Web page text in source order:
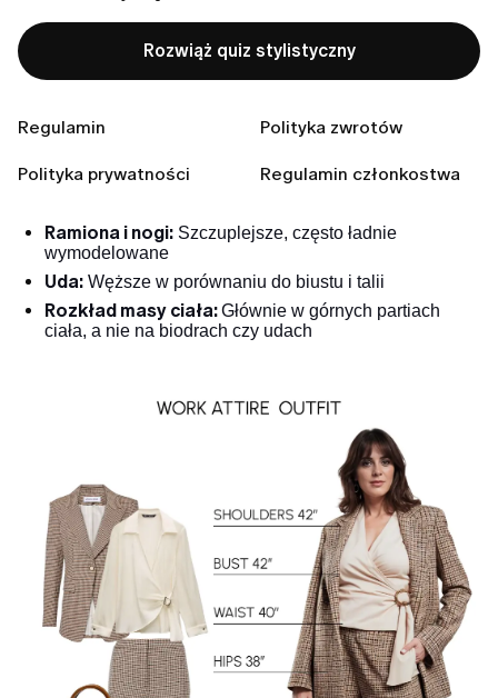
Rozwiąż quiz stylistyczny
Regulamin Polityka zwrotów
Polityka prywatności Regulamin członkostwa
w okolicach talii, podczas gdy ich nogi i ramiona
pozostają szczuplejsze.
Charakterystyka
Brzuch i talia:
Pełniejsze i bardziej zaokrąglone, z
Biust:Zazwyczaj większy i pełniejszy
Ramiona i nogi: Szczuplejsze, często ładnie
wymodelowane
Uda: Węższe w porównaniu do biustu i talii
Rozkład masy ciała:Głównie w górnych partiach
ciała, a nie na biodrach czy udach